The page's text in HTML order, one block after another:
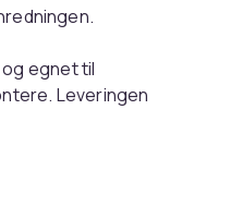
egnet til
Leveringen